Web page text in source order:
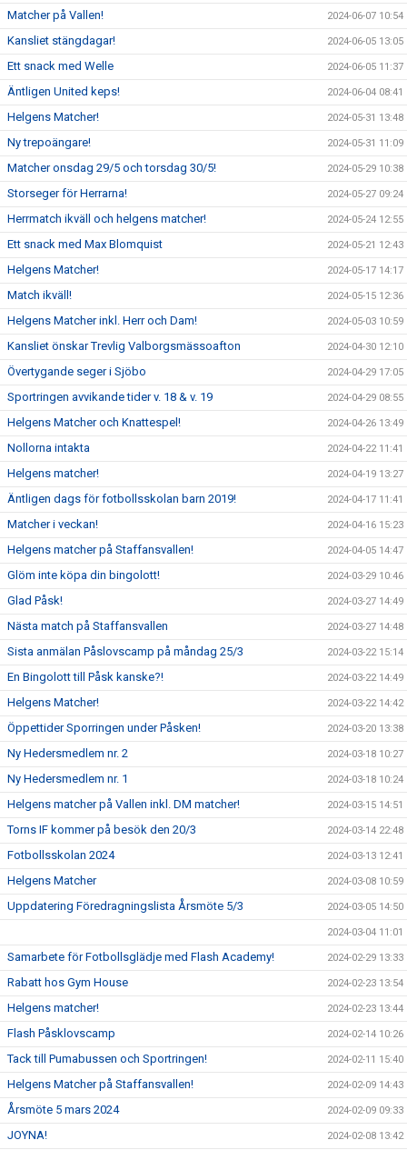
Matcher på Vallen! 2024-06-07 10:54
Kansliet stängdagar! 2024-06-05 13:05
Ett snack med Welle 2024-06-05 11:37
Äntligen United keps! 2024-06-04 08:41
Helgens Matcher! 2024-05-31 13:48
Ny trepoängare! 2024-05-31 11:09
Matcher onsdag 29/5 och torsdag 30/5! 2024-05-29 10:38
Storseger för Herrarna! 2024-05-27 09:24
Herrmatch ikväll och helgens matcher! 2024-05-24 12:55
Ett snack med Max Blomquist 2024-05-21 12:43
Helgens Matcher! 2024-05-17 14:17
Match ikväll! 2024-05-15 12:36
Helgens Matcher inkl. Herr och Dam! 2024-05-03 10:59
Kansliet önskar Trevlig Valborgsmässoafton 2024-04-30 12:10
Övertygande seger i Sjöbo 2024-04-29 17:05
Sportringen avvikande tider v. 18 & v. 19 2024-04-29 08:55
Helgens Matcher och Knattespel! 2024-04-26 13:49
Nollorna intakta 2024-04-22 11:41
Helgens matcher! 2024-04-19 13:27
Äntligen dags för fotbollsskolan barn 2019! 2024-04-17 11:41
Matcher i veckan! 2024-04-16 15:23
Helgens matcher på Staffansvallen! 2024-04-05 14:47
Glöm inte köpa din bingolott! 2024-03-29 10:46
Glad Påsk! 2024-03-27 14:49
Nästa match på Staffansvallen 2024-03-27 14:48
Sista anmälan Påslovscamp på måndag 25/3 2024-03-22 15:14
En Bingolott till Påsk kanske?! 2024-03-22 14:49
Helgens Matcher! 2024-03-22 14:42
Öppettider Sporringen under Påsken! 2024-03-20 13:38
Ny Hedersmedlem nr. 2 2024-03-18 10:27
Ny Hedersmedlem nr. 1 2024-03-18 10:24
Helgens matcher på Vallen inkl. DM matcher! 2024-03-15 14:51
Torns IF kommer på besök den 20/3 2024-03-14 22:48
Fotbollsskolan 2024 2024-03-13 12:41
Helgens Matcher 2024-03-08 10:59
Uppdatering Föredragningslista Årsmöte 5/3 2024-03-05 14:50
2024-03-04 11:01
Samarbete för Fotbollsglädje med Flash Academy! 2024-02-29 13:33
Rabatt hos Gym House 2024-02-23 13:54
Helgens matcher! 2024-02-23 13:44
Flash Påsklovscamp 2024-02-14 10:26
Tack till Pumabussen och Sportringen! 2024-02-11 15:40
Helgens Matcher på Staffansvallen! 2024-02-09 14:43
Årsmöte 5 mars 2024 2024-02-09 09:33
JOYNA! 2024-02-08 13:42